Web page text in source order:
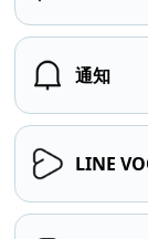
通知
LINE